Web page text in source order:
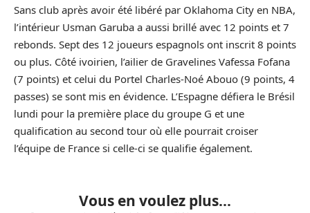
Sans club après avoir été libéré par Oklahoma City en NBA,
l’intérieur Usman Garuba a aussi brillé avec 12 points et 7
rebonds. Sept des 12 joueurs espagnols ont inscrit 8 points
ou plus. Côté ivoirien, l’ailier de Gravelines Vafessa Fofana
(7 points) et celui du Portel Charles-Noé Abouo (9 points, 4
passes) se sont mis en évidence. L’Espagne défiera le Brésil
lundi pour la première place du groupe G et une
qualification au second tour où elle pourrait croiser
l’équipe de France si celle-ci se qualifie également.
Vous en voulez plus...